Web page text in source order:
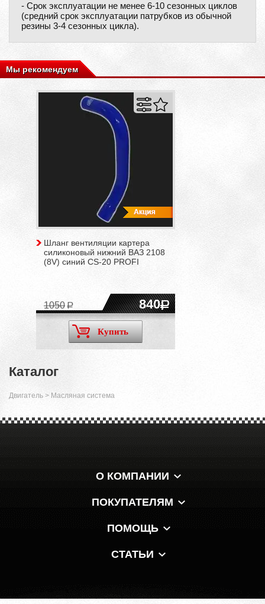
- Срок эксплуатации не менее 6-10 сезонных циклов
(средний срок эксплуатации патрубков из обычной
резины 3-4 сезонных цикла).
Мы рекомендуем
Шланг вентиляции картера
силиконовый нижний ВАЗ 2108
(8V) синий CS-20 PROFI
840
1050
Купить
Каталог
Двигатель > Масляная система
О КОМПАНИИ
ПОКУПАТЕЛЯМ
ПОМОЩЬ
СТАТЬИ